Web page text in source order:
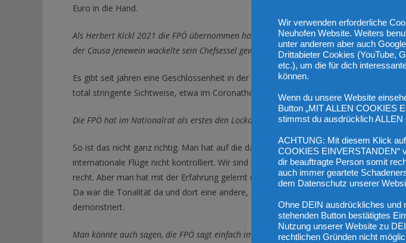
Euro in die Hand.
Als Herbert Kickl 2021 die FPÖ übernommen hat, galt er als umstritten. Seine
der Causa Jenewein wackelte sein Chefsessel gewaltig. Heute führt er in der Kanzler-
Es gibt seit Jahren eine Geschlossenheit in der Partei. Der Erfolg gibt uns recht. Wir
total stringente Sichtweise, etwa im Coronathema.
Die FPÖ hat im Nationalrat als erstes den Lockdown gefordert…
So ist das nicht ganz richtig. Man hat auf die damalige Problematik hingewiesen, dass
internationale Flüge nicht kontrolliert. Wir sind bei den ersten Beschlüssen dabei
recht. Aber man hat mit der Erfahrung gelernt und sich nicht auf ein Dogma festgelegt
Da war die Tonalität da und dort eine andere, das gebe ich auch zu. Als
demonstriert.
Man könnte auch sagen, die FPÖ sagt einfach immer das Gegenteil, egal ob bei Corona
Wir verwenden erforderliche
Neuhofen Website. Weiters
unter anderem aber auch
Drittabieter Cookies (YouTube,
etc.), um die für dich
können.
Wenn du unsere Website
Button „MIT ALLEN COOKIES
stimmst du ausdrücklich ALLEN
ACHTUNG: Mit diesem Klick
COOKIES EINVERSTANDEN“
dir beauftragte Person somit
auch immer geartete
dem Datenschutz unserer
Ohne DEIN ausdrückliches und
stehenden Button bestätigtes
Nutzung unserer Website zu
rechtlichen Gründen nicht